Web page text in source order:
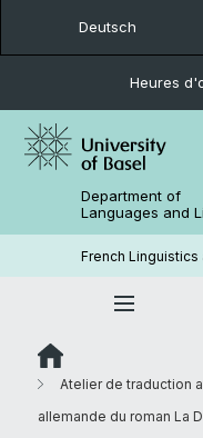
Deutsch
Heures
Department of
Languages and
French Linguistics
Atelier de traduction
allemande du roman La